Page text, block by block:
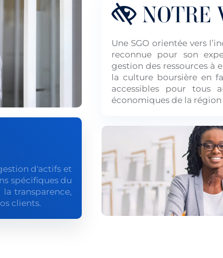
d'actifs et
spécifiques du
transparence,
clients.
NOTRE
Une SGO orientée vers
reconnue pour son
gestion des ressources à
la culture boursière en
accessibles pour tous
économiques de la